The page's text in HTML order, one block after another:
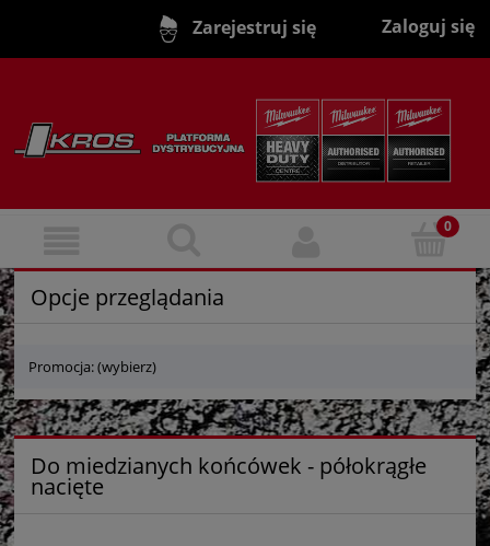
Zarejestruj się Zaloguj się
Opcje przeglądania
Promocja: (wybierz)
Do miedzianych końcówek - półokrągłe
nacięte